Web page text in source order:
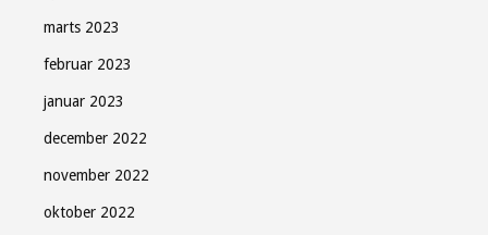
marts 2023
februar 2023
januar 2023
december 2022
november 2022
oktober 2022